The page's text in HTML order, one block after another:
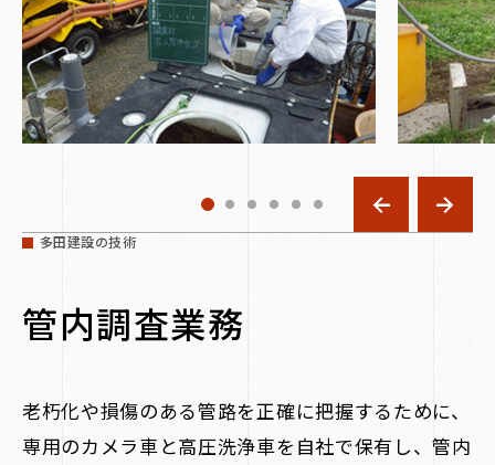
多田建設の技術
管内調査業務
老朽化や損傷のある管路を正確に把握するために、
専用のカメラ車と高圧洗浄車を自社で保有し、管内